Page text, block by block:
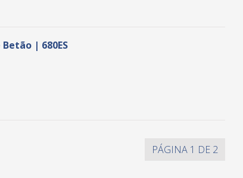
| 680ES
PÁGINA 1 DE 2